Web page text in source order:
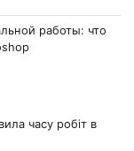
работы: что
часу робіт в